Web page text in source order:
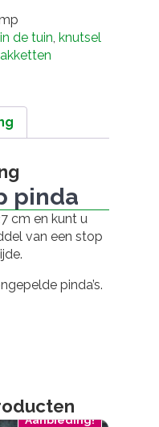
de tuin knutsel
pinda
cm en kunt u
van een stop
pinda’s.
Aanbieding!